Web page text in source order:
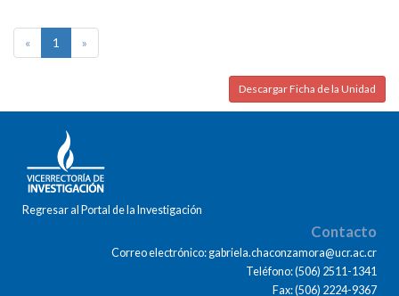
« 1 »
Descargar Ficha de la Unidad
Regresar al Portal de la Investigación
Contacto
Correo electrónico: gabriela.chaconzamora@ucr.ac.cr
Teléfono: (506) 2511-1341
Fax: (506) 2224-9367